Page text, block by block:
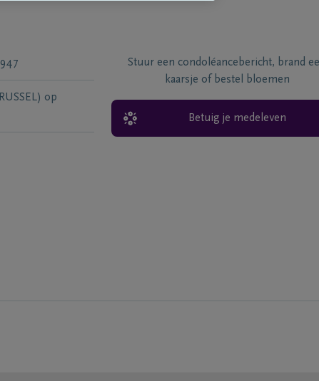
op
Stuur een condoléancebericht, brand
kaarsje of bestel bloemen
Betuig je medeleven